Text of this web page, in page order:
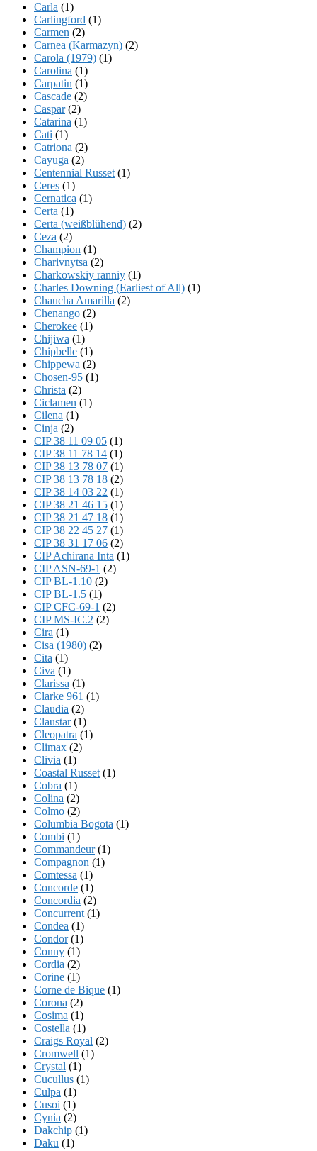
Carla (1)
Carlingford (1)
Carmen (2)
Carnea (Karmazyn) (2)
Carola (1979) (1)
Carolina (1)
Carpatin (1)
Cascade (2)
Caspar(2)
Catarina (1)
Cati (1)
Catriona (2)
Cayuga (2)
Centennial Russet (1)
Ceres (1)
Cernatica (1)
Certa (1)
Certa (weißblühend) (2)
Ceza (2)
Champion (1)
Charivnytsa (2)
Charkowskiy ranniy (1)
Charles Downing (Earliest of All) (1)
Chaucha Amarilla (2)
Chenango (2)
Cherokee (1)
Chijiwa (1)
Chipbelle (1)
Chippewa (2)
Chosen-95 (1)
Christa (2)
Ciclamen (1)
Cilena (1)
Cinja (2)
CIP 38 11 09 05 (1)
CIP 38 11 78 14 (1)
CIP 38 13 78 07 (1)
CIP 38 13 78 18 (2)
CIP 38 14 03 22 (1)
CIP 38 21 46 15 (1)
CIP 38 21 47 18 (1)
CIP 38 22 45 27 (1)
CIP 38 31 17 06 (2)
CIP Achirana Inta (1)
CIP ASN-69-1 (2)
CIP BL-1.10 (2)
CIP BL-1.5 (1)
CIP CFC-69-1 (2)
CIP MS-IC.2 (2)
Cira (1)
Cisa (1980) (2)
Cita (1)
Civa (1)
Clarissa (1)
Clarke 961 (1)
Claudia (2)
Claustar(1)
Cleopatra (1)
Climax (2)
Clivia (1)
Coastal Russet (1)
Cobra (1)
Colina (2)
Colmo (2)
Columbia Bogota (1)
Combi (1)
Commandeur(1)
Compagnon (1)
Comtessa (1)
Concorde (1)
Concordia (2)
Concurrent (1)
Condea (1)
Condor(1)
Conny (1)
Cordia (2)
Corine (1)
Corne de Bique (1)
Corona (2)
Cosima (1)
Costella (1)
Craigs Royal (2)
Cromwell (1)
Crystal (1)
Cucullus (1)
Culpa (1)
Cusoi (1)
Cynia (2)
Dakchip (1)
Daku (1)